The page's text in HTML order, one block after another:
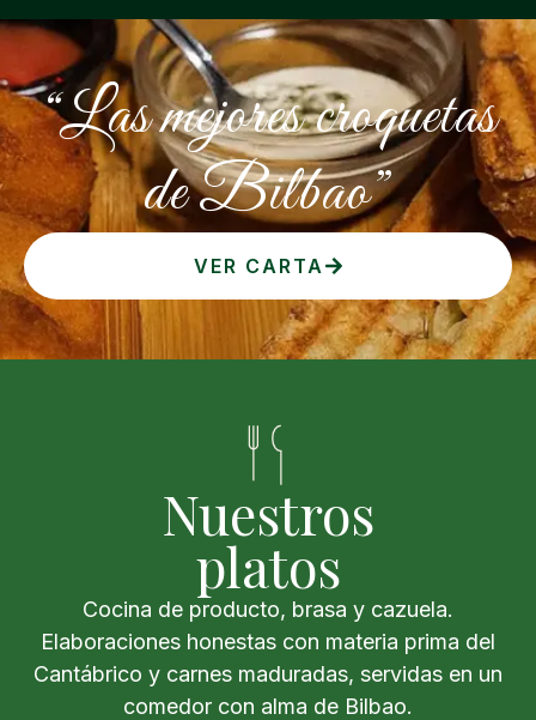
“Las mejores croquetas
de Bilbao”
VER CARTA
Nuestros
platos
Cocina de producto, brasa y cazuela.
Elaboraciones honestas con materia prima del
Cantábrico y carnes maduradas, servidas en un
comedor con alma de Bilbao.